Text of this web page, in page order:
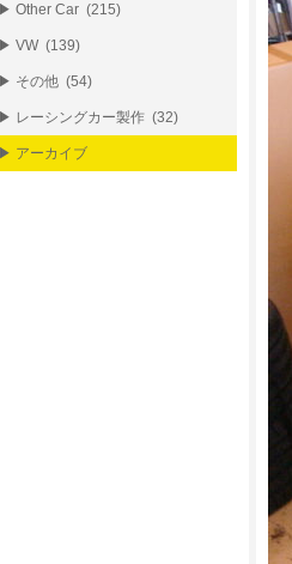
▶ Other Car (215)
▶ VW (139)
▶ その他 (54)
▶ レーシングカー製作 (32)
▶ アーカイブ